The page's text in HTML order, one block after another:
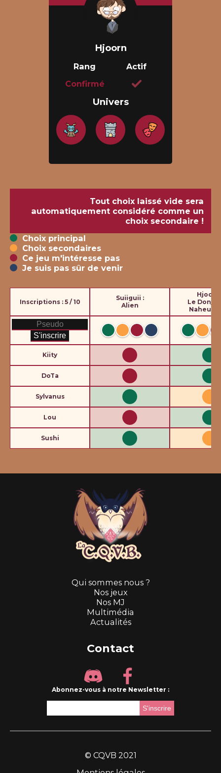
Hjoorn
Rang
Confirmé
Actif
Univers
Choix principal
Choix secondaires
Ce jeu m'intéresse pas
Je suis pas sûr de venir
Tout choix laissé vide sera
automatiquement considéré comme un
choix secondaire !
Inscriptions : 5 / 10
Suiiguii :
Alien
Hjoorn
Le
Kiity
DoTa
Sylvanus
Lou
Sushi
Contact
Abonnez-vous à notre Newsletter :
Qui sommes nous ?
Nos jeux
Nos MJ
Multimédia
Actualités
© CQVB 2021